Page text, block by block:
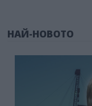
НАЙ-НОВОТО